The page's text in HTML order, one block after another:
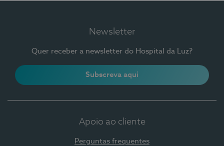
Newsletter
Quer receber a newsletter do Hospital da Luz?
Subscreva aqui
Apoio ao cliente
Perguntas frequentes